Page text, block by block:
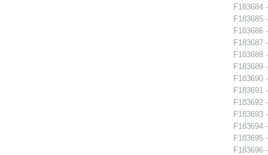
F183684
F183685
F183686
F183687
F183688
F183689
F183690
F183691
F183692
F183693
F183694
F183695
F183696